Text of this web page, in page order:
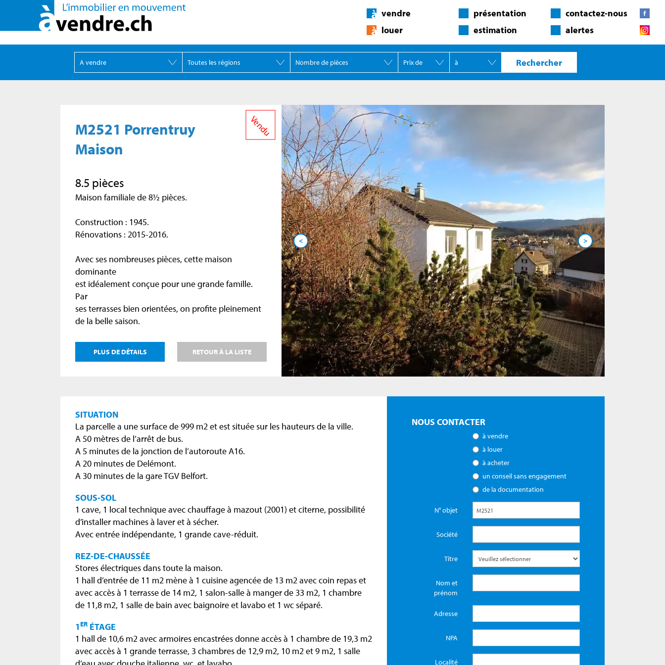
vendre
louer
présentation
estimation
contactez-nous
alertes
M2521 Porrentruy
Maison
8.5 pièces
Vendu
Maison familiale de 8½ pièces.
Construction : 1945.
Rénovations : 2015-2016.
Avec ses nombreuses pièces, cette maison
dominante
est idéalement conçue pour une grande famille.
Par
ses terrasses bien orientées, on profite pleinement
de la belle saison.
PLUS DE DÉTAILS RETOUR À LA LISTE
< >
SITUATION
La parcelle a une surface de 999 m2 et est située sur les hauteurs de la ville.
A 50 mètres de l’arrêt de bus.
A 5 minutes de la jonction de l’autoroute A16.
A 20 minutes de Delémont.
A 30 minutes de la gare TGV Belfort.
SOUS-SOL
1 cave, 1 local technique avec chauffage à mazout (2001) et citerne, possibilité
d’installer machines à laver et à sécher.
Avec entrée indépendante, 1 grande cave-réduit.
REZ-DE-CHAUSSÉE
Stores électriques dans toute la maison.
1 hall d’entrée de 11 m2 mène à 1 cuisine agencée de 13 m2 avec coin repas et
avec accès à 1 terrasse de 14 m2, 1 salon-salle à manger de 33 m2, 1 chambre
de 11,8 m2, 1 salle de bain avec baignoire et lavabo et 1 wc séparé.
1 ER ÉTAGE
1 hall de 10,6 m2 avec armoires encastrées donne accès à 1 chambre de 19,3 m2
avec accès à 1 grande terrasse, 3 chambres de 12,9 m2, 10 m2 et 9 m2, 1 salle
NOUS CONTACTER
à vendre
à louer
à acheter
un conseil sans engagement
de la documentation
N° objet
Société
Titre
Nom et
prénom
Adresse
NPA
Localité